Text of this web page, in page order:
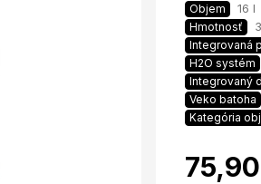
Objem 16 l
Hmotnosť
Integrovaná
H2O systém
Integrovaný
Veko batoha
Kategória